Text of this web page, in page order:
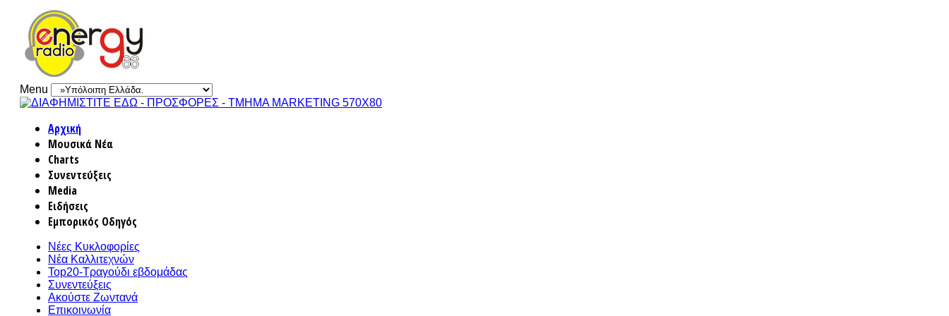
Menu
Αρχική
Μουσικά Νέα
Charts
Συνεντεύξεις
Media
Ειδήσεις
Εμπορικός Οδηγός
Νέες Κυκλοφορίες
Νέα Καλλιτεχνών
Top20-Τραγούδι εβδομάδας
Συνεντεύξεις
Ακούστε Ζωντανά
Επικοινωνία